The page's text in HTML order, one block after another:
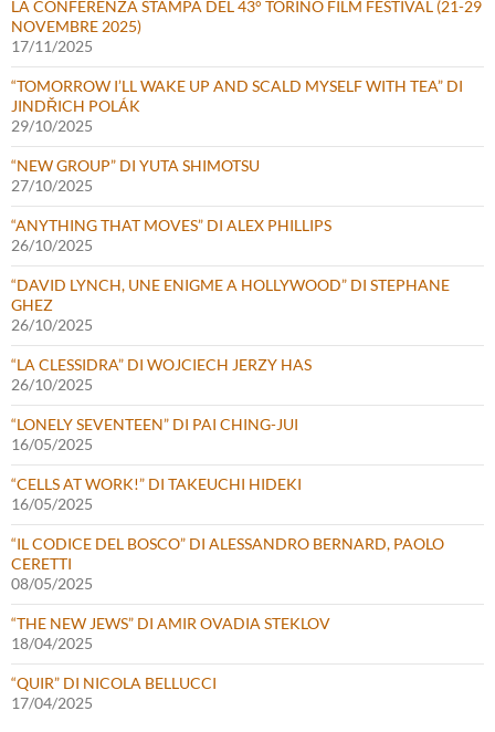
LA CONFERENZA STAMPA DEL 43° TORINO FILM FESTIVAL (21-29
NOVEMBRE 2025)
17/11/2025
“TOMORROW I’LL WAKE UP AND SCALD MYSELF WITH TEA” DI
JINDŘICH POLÁK
29/10/2025
“NEW GROUP” DI YUTA SHIMOTSU
27/10/2025
“ANYTHING THAT MOVES” DI ALEX PHILLIPS
26/10/2025
“DAVID LYNCH, UNE ENIGME A HOLLYWOOD” DI STEPHANE
GHEZ
26/10/2025
“LA CLESSIDRA” DI WOJCIECH JERZY HAS
26/10/2025
“LONELY SEVENTEEN” DI PAI CHING-JUI
16/05/2025
“CELLS AT WORK!” DI TAKEUCHI HIDEKI
16/05/2025
“IL CODICE DEL BOSCO” DI ALESSANDRO BERNARD, PAOLO
CERETTI
08/05/2025
“THE NEW JEWS” DI AMIR OVADIA STEKLOV
18/04/2025
“QUIR” DI NICOLA BELLUCCI
17/04/2025